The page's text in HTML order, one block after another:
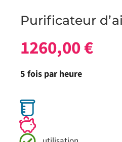
Purificateur
1260,00€
5 fois par heure